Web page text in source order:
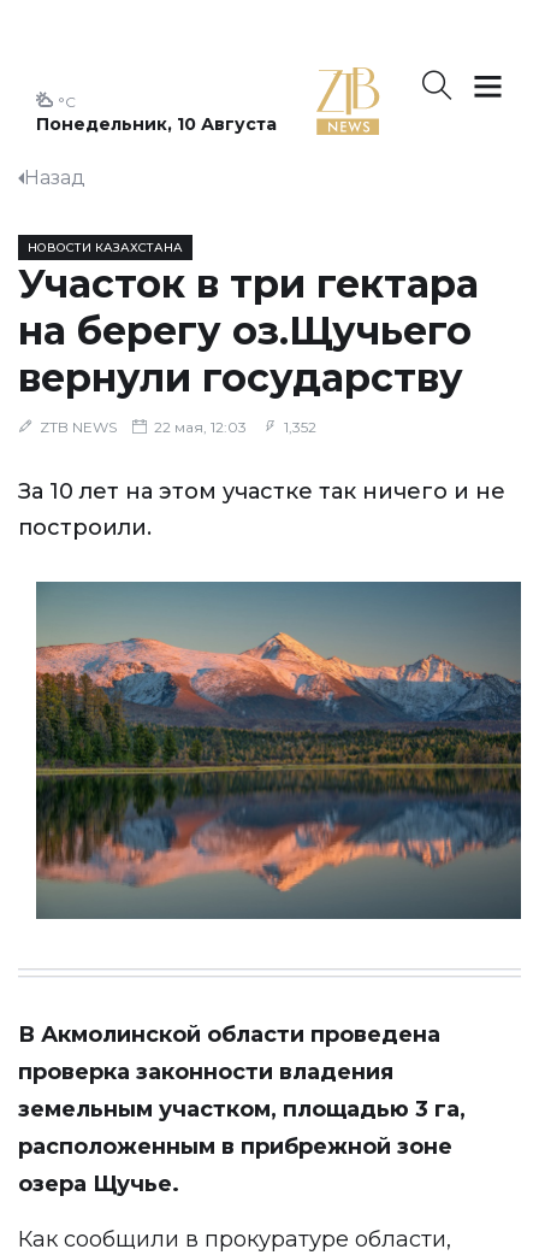
Понедельник, 10 Августа
°C
Назад
НОВОСТИ КАЗАХСТАНА
Участок в три гектара
на берегу оз.Щучьего
вернули государству
ZTB NEWS 22 мая, 12:03 1,352
За 10 лет на этом участке так ничего и не
построили.
В Акмолинской области проведена
проверка законности владения
земельным участком, площадью 3 га,
расположенным в прибрежной зоне
озера Щучье.
Как сообщили в прокуратуре области,